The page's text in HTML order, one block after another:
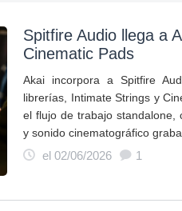
Spitfire Audio llega a
Cinematic Pads
Akai incorpora a Spitfire
librerías, Intimate Strings y
el flujo de trabajo standalone,
y sonido cinematográfico
el 02/06/2026
1